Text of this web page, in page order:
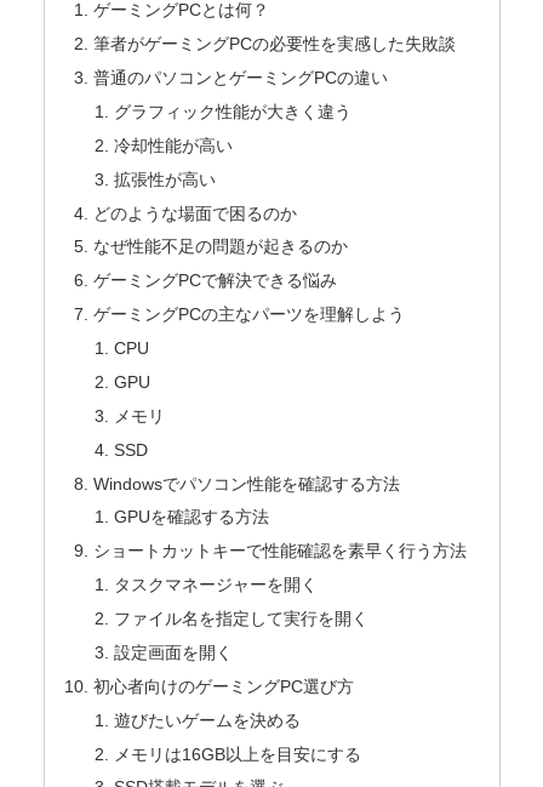
ゲーミングPCとは何？
筆者がゲーミングPCの必要性を実感した失敗談
普通のパソコンとゲーミングPCの違い
グラフィック性能が大きく違う
冷却性能が高い
拡張性が高い
どのような場面で困るのか
なぜ性能不足の問題が起きるのか
ゲーミングPCで解決できる悩み
ゲーミングPCの主なパーツを理解しよう
CPU
GPU
メモリ
SSD
Windowsでパソコン性能を確認する方法
GPUを確認する方法
ショートカットキーで性能確認を素早く行う方法
タスクマネージャーを開く
ファイル名を指定して実行を開く
設定画面を開く
初心者向けのゲーミングPC選び方
遊びたいゲームを決める
メモリは16GB以上を目安にする